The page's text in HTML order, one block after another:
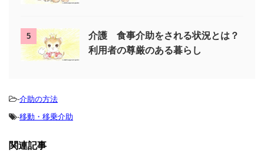
5
介護 食事介助をされる状況とは？
利用者の尊厳のある暮らし
-介助の方法
-移動・移乗介助
関連記事